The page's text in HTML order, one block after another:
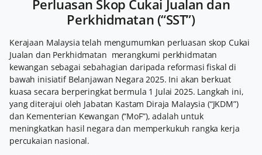
Perluasan Skop Cukai Jualan dan
Perkhidmatan (“SST”)
Kerajaan Malaysia telah mengumumkan perluasan skop Cukai
Jualan dan Perkhidmatan merangkumi perkhidmatan
kewangan sebagai sebahagian daripada reformasi fiskal di
bawah inisiatif Belanjawan Negara 2025. Ini akan berkuat
kuasa secara berperingkat bermula 1 Julai 2025. Langkah ini,
yang diterajui oleh Jabatan Kastam Diraja Malaysia (“JKDM”)
dan Kementerian Kewangan (“MoF”), adalah untuk
meningkatkan hasil negara dan memperkukuh rangka kerja
percukaian nasional.